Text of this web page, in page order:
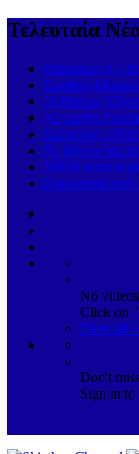
Τελευταία
Παρασκευή 7 &
Σκιάθος-
Ο Μπόρις
«Ο πατήρ
Σκόπελος:
Το βίντεο που
ΝΙΚΗ κατά
Καμπανάκι από
No
Click on
View all
Don't
Sign in to